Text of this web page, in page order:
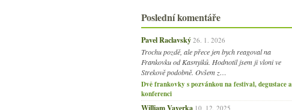
Poslední komentáře
Pavel Raclavský 26. 1. 2026
Trochu pozdě, ale přece jen bych reagoval na
Frankovku od Kasnyiků. Hodnotil jsem ji vloni ve
Strekově podobně. Ovšem z…
Dvě frankovky s pozvánkou na festival, degustace a
konferenci
William Vaverka 10. 12. 2025